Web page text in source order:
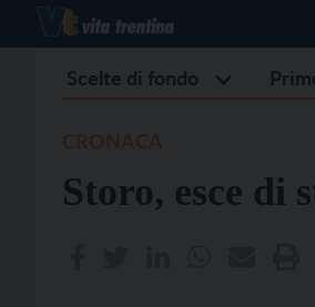
Scelte di fondo
Storo, esce di